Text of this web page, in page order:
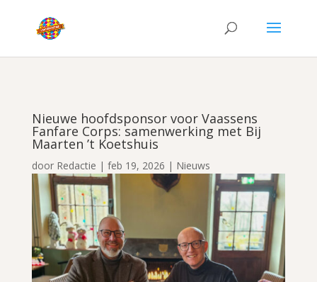
Nieuwe hoofdsponsor voor Vaassens
Fanfare Corps: samenwerking met Bij
Maarten ’t Koetshuis
door Redactie | feb 19, 2026 | Nieuws